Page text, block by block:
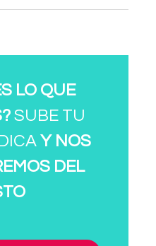
LO QUE
SUBE TU
Y NOS
DEL